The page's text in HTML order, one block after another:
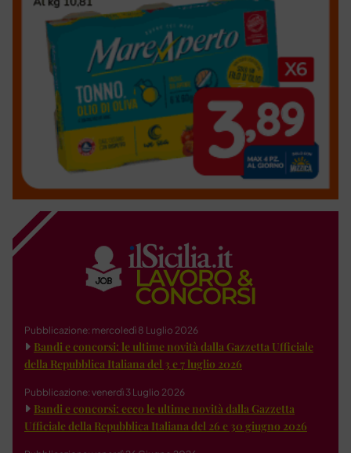
Pubblicazione: mercoledì 8 Luglio 2026
Bandi e concorsi: le ultime novità dalla Gazzetta Ufficiale
della Repubblica Italiana del 3 e 7 luglio 2026
Pubblicazione: venerdì 3 Luglio 2026
Bandi e concorsi: ecco le ultime novità dalla Gazzetta
Ufficiale della Repubblica Italiana del 26 e 30 giugno 2026